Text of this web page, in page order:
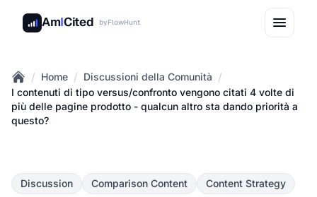
AmICited byFlowHunt
Home
/ Home / Discussioni della Comunità /
I contenuti di tipo versus/confronto vengono citati 4 volte di
più delle pagine prodotto - qualcun altro sta dando priorità a
questo?
Discussion Comparison Content Content Strategy